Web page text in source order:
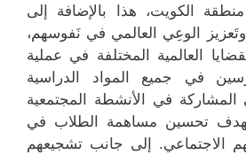
الكويت، هذا بالإضافة إلى
الوعِي العالمي في نَفوسهم،
العالمية المختلفة في عملية
في جميع المواد الدراسية
في الأنشطة المجتمعية
تحسين مساهمة الطلاب في
الاجتماعي. إلى جانب تشجيعهم